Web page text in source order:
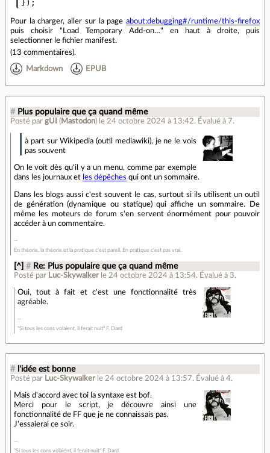
});
Pour la charger, aller sur la page about:debugging#/runtime/this-firefox
puis choisir "Load Temporary Add-on…" en haut à droite, puis
selectionner le fichier manifest.
(13 commentaires).
Markdown EPUB
# Plus populaire que ça quand même
Posté par gUI ( Mastodon) le 24 octobre 2024 à 13:42. Évalué à 7.
à part sur Wikipedia (outil mediawiki), je ne le vois
pas souvent
On le voit dès qu'il y a un menu, comme par exemple
dans les journaux et les dépêches qui ont un sommaire.
Dans les blogs aussi c'est souvent le cas, surtout si ils utilisent un outil
de génération (dynamique ou statique) qui affiche un sommaire. De
même les moteurs de forum s'en servent énormément pour pouvoir
accéder à un commentaire.
En théorie, la théorie et la pratique c'est pareil. En pratique c'est pas vrai.
[^] # Re: Plus populaire que ça quand même
Posté par Luc-Skywalker le 24 octobre 2024 à 13:54. Évalué à 3.
Oui, tout à fait et c'est une fonctionnalité très
agréable.
"Si tous les cons volaient, il ferait nuit" F. Dard
# l'idée est bonne
Posté par Luc-Skywalker le 24 octobre 2024 à 13:57. Évalué à 4.
Mais d'accord avec toi la syntaxe est bof.
Merci pour le script, je découvre ainsi une
fonctionnalité de FF que je ne connaissais pas.
J'essaierai ce soir.
"Si tous les cons volaient, il ferait nuit" F. Dard